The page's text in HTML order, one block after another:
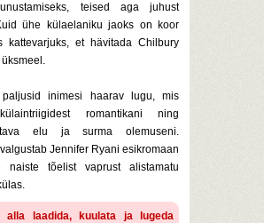
teised aga juhust
ühe külaelaniku jaoks on koor
kattevarjuks, et hävitada Chilbury
paljusid inimesi haarav lugu, mis
romantikani ning
elu ja surma olemuseni.
Jennifer Ryani esikromaan
naiste tõelist vaprust alistamatu
alla laadida, kuulata ja lugeda